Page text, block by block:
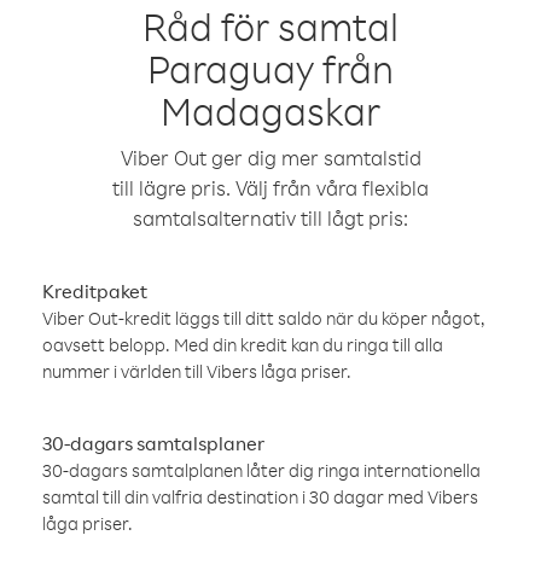
Råd för samtal
Paraguay från
Madagaskar
Viber Out ger dig mer samtalstid
till lägre pris. Välj från våra flexibla
samtalsalternativ till lågt pris:
Kreditpaket
Viber Out-kredit läggs till ditt saldo när du köper något,
oavsett belopp. Med din kredit kan du ringa till alla
nummer i världen till Vibers låga priser.
30-dagars samtalsplaner
30-dagars samtalplanen låter dig ringa internationella
samtal till din valfria destination i 30 dagar med Vibers
låga priser.